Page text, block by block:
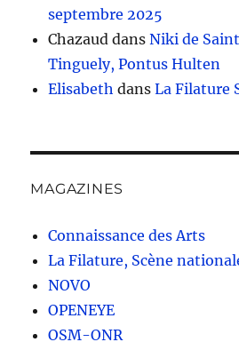
septembre 2025
Chazaud dansNiki de
Tinguely, Pontus Hulten
Elisabeth dansLa Filature
MAGAZINES
Connaissance des Arts
La Filature, Scène
NOVO
OPENEYE
OSM-ONR